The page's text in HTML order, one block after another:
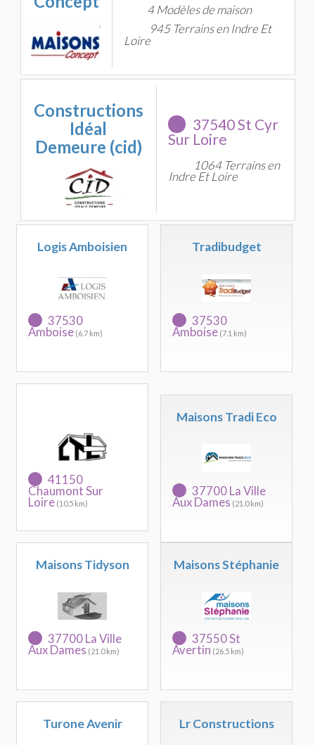
4 Modèles de maison
945 Terrains en Indre Et
Loire
Constructions
Idéal
Demeure (cid)
37540 St Cyr
Sur Loire
1064 Terrains en
Indre Et Loire
Logis Amboisien
37530
Amboise (6.7 km)
Tradibudget
37530
Amboise (7.1 km)
41150
Chaumont Sur
Loire (10.5 km)
Maisons Tradi Eco
37700 La Ville
Aux Dames (21.0 km)
Maisons Tidyson
37700 La Ville
Aux Dames (21.0 km)
Maisons Stéphanie
37550 St
Avertin (26.5 km)
Turone Avenir Lr Constructions